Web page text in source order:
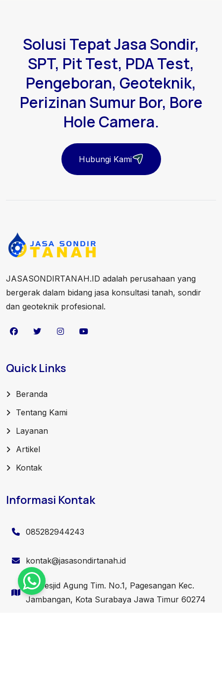
Solusi Tepat Jasa Sondir,
SPT, Pit Test, PDA Test,
Pengeboran, Geoteknik,
Perizinan Sumur Bor, Bore
Hole Camera.
Hubungi Kami
JASASONDIRTANAH.ID adalah perusahaan yang
bergerak dalam bidang jasa konsultasi tanah, sondir
dan geoteknik profesional.
Quick Links
Beranda
Tentang Kami
Layanan
Artikel
Kontak
Informasi Kontak
085282944243
kontak@jasasondirtanah.id
Jl. Mesjid Agung Tim. No.1, Pagesangan Kec.
Jambangan, Kota Surabaya Jawa Timur 60274